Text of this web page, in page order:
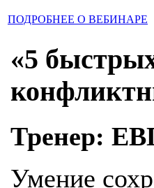
ПОДРОБНЕЕ О ВЕБИНАРЕ
«5
Тренер:
Умение